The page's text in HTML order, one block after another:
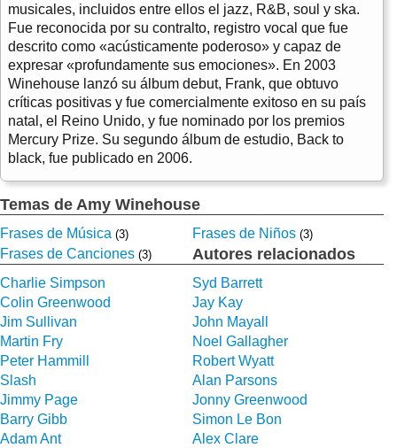
musicales, incluidos entre ellos el jazz, R&B, soul y ska.
Fue reconocida por su contralto, registro vocal que fue
descrito como «acústicamente poderoso» y capaz de
expresar «profundamente sus emociones». En 2003
Winehouse lanzó su álbum debut, Frank, que obtuvo
críticas positivas y fue comercialmente exitoso en su país
natal, el Reino Unido, y fue nominado por los premios
Mercury Prize. Su segundo álbum de estudio, Back to
black, fue publicado en 2006.
Temas de Amy Winehouse
Frases de Música (3) Frases de Niños (3)
Frases de Canciones (3) Autores relacionados
Charlie Simpson
Syd Barrett
Colin Greenwood
Jay Kay
Jim Sullivan
John Mayall
Martin Fry
Noel Gallagher
Peter Hammill
Robert Wyatt
Slash
Alan Parsons
Jimmy Page
Jonny Greenwood
Barry Gibb
Simon Le Bon
Adam Ant
Alex Clare